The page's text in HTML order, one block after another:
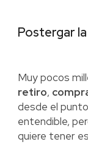
Postergar
Muy pocos
retiro,
desde el
entendible,
quiere tener